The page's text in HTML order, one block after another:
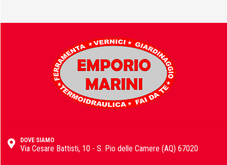
DOVE SIAMO
Via Cesare Battisti, 10 - S. Pio delle Camere (AQ) 67020
Fondital
FT
GF Garden